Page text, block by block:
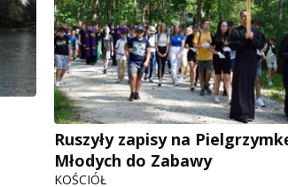
Ruszyły zapisy na
Młodych do Zabawy
KOŚCIÓŁ